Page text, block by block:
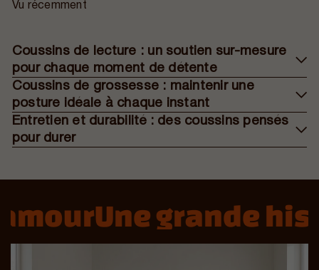
Vu récemment
Coussins de lecture : un soutien sur-mesure
pour chaque moment de détente
Coussins de grossesse : maintenir une
posture idéale à chaque instant
Entretien et durabilité : des coussins pensés
pour durer
Une grande